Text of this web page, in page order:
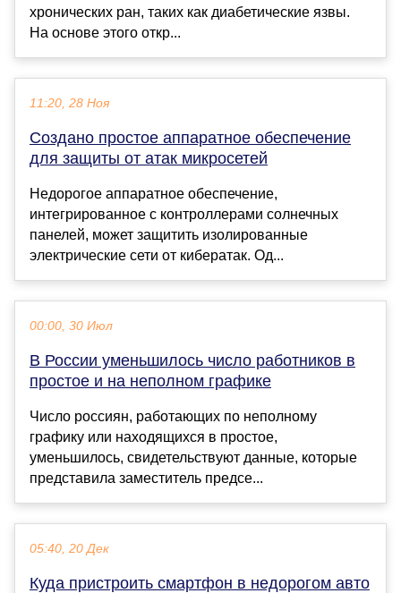
хронических ран, таких как диабетические язвы.
На основе этого откр...
11:20, 28 Ноя
Создано простое аппаратное обеспечение
для защиты от атак микросетей
Недорогое аппаратное обеспечение,
интегрированное с контроллерами солнечных
панелей, может защитить изолированные
электрические сети от кибератак. Од...
00:00, 30 Июл
В России уменьшилось число работников в
простое и на неполном графике
Число россиян, работающих по неполному
графику или находящихся в простое,
уменьшилось, свидетельствуют данные, которые
представила заместитель предсе...
05:40, 20 Дек
Куда пристроить смартфон в недорогом авто